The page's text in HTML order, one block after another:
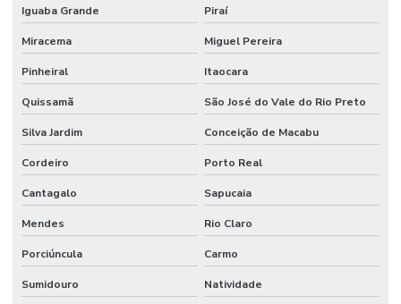
Iguaba Grande Piraí
Miracema Miguel Pereira
Pinheiral Itaocara
Quissamã São José do Vale do Rio Preto
Silva Jardim Conceição de Macabu
Cordeiro Porto Real
Cantagalo Sapucaia
Mendes Rio Claro
Porciúncula Carmo
Sumidouro Natividade